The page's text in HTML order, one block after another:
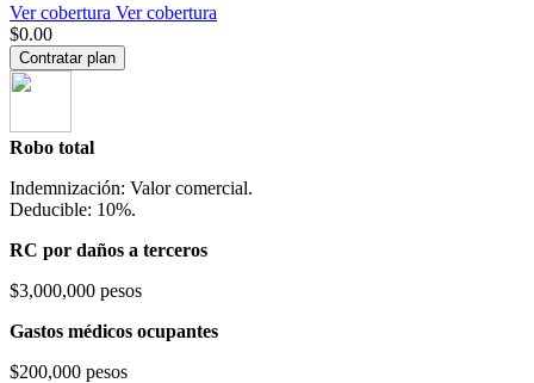
Ver cobertura Ver cobertura
$0.00
Contratar plan
Robo total
Indemnización: Valor comercial.
Deducible: 10%.
RC por daños a terceros
$3,000,000 pesos
Gastos médicos ocupantes
$200,000 pesos